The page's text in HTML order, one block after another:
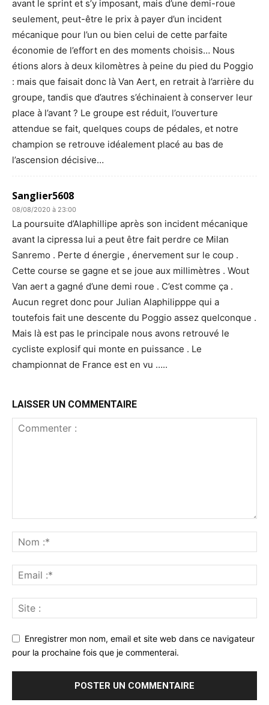
avant le sprint et s’y imposant, mais d’une demi-roue
seulement, peut-être le prix à payer d’un incident
mécanique pour l’un ou bien celui de cette parfaite
économie de l’effort en des moments choisis… Nous
étions alors à deux kilomètres à peine du pied du Poggio
: mais que faisait donc là Van Aert, en retrait à l’arrière du
groupe, tandis que d’autres s’échinaient à conserver leur
place à l’avant ? Le groupe est réduit, l’ouverture
attendue se fait, quelques coups de pédales, et notre
champion se retrouve idéalement placé au bas de
l’ascension décisive…
Sanglier5608
08/08/2020 à 23:00
La poursuite d’Alaphillipe après son incident mécanique
avant la cipressa lui a peut être fait perdre ce Milan
Sanremo . Perte d énergie , énervement sur le coup .
Cette course se gagne et se joue aux millimètres . Wout
Van aert a gagné d’une demi roue . C’est comme ça .
Aucun regret donc pour Julian Alaphilipppe qui a
toutefois fait une descente du Poggio assez quelconque .
Mais là est pas le principale nous avons retrouvé le
cycliste explosif qui monte en puissance . Le
championnat de France est en vu …..
LAISSER UN COMMENTAIRE
Enregistrer mon nom, email et site web dans ce navigateur
pour la prochaine fois que je commenterai.